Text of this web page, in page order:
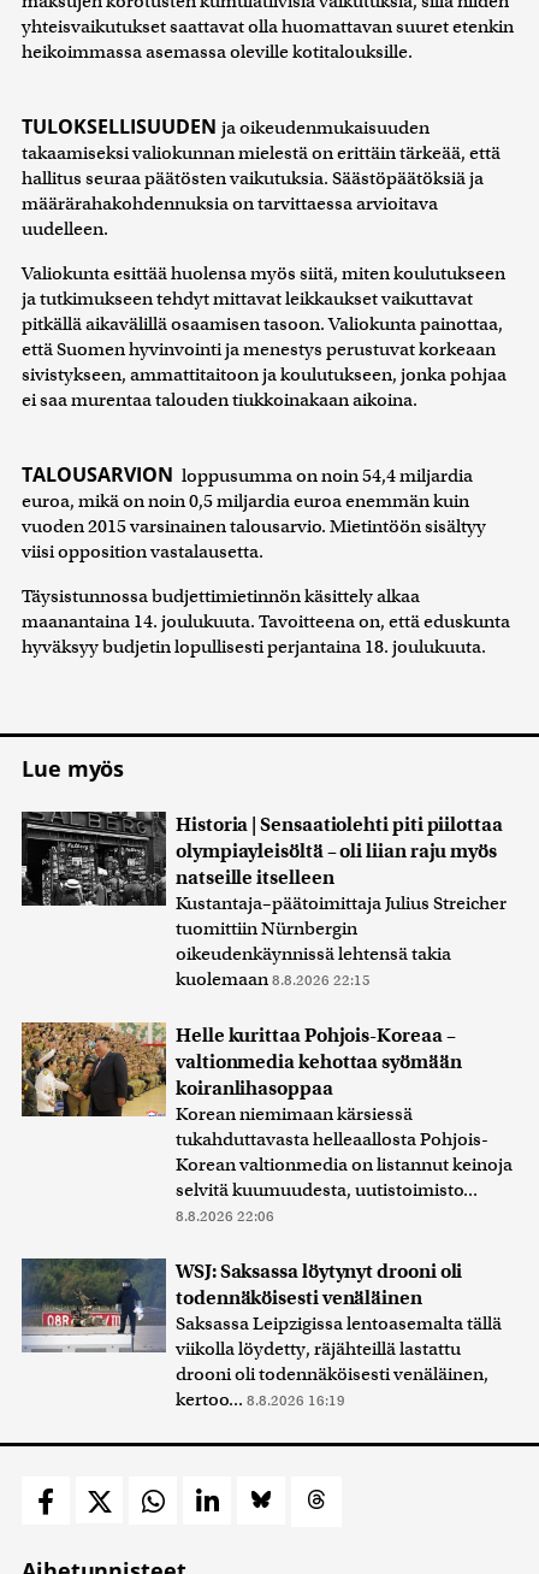
yhteisvaikutukset saattavat olla huomattavan suuret etenkin
heikoimmassa asemassa oleville kotitalouksille.
TULOKSELLISUUDEN ja oikeudenmukaisuuden
takaamiseksi valiokunnan mielestä on erittäin tärkeää, että
hallitus seuraa päätösten vaikutuksia. Säästöpäätöksiä ja
määrärahakohdennuksia on tarvittaessa arvioitava
uudelleen.
Valiokunta esittää huolensa myös siitä, miten koulutukseen
ja tutkimukseen tehdyt mittavat leikkaukset vaikuttavat
pitkällä aikavälillä osaamisen tasoon. Valiokunta painottaa,
että Suomen hyvinvointi ja menestys perustuvat korkeaan
sivistykseen, ammattitaitoon ja koulutukseen, jonka pohjaa
ei saa murentaa talouden tiukkoinakaan aikoina.
TALOUSARVION loppusumma on noin 54,4 miljardia
euroa, mikä on noin 0,5 miljardia euroa enemmän kuin
vuoden 2015 varsinainen talousarvio. Mietintöön sisältyy
viisi opposition vastalausetta.
Täysistunnossa budjettimietinnön käsittely alkaa
maanantaina 14. joulukuuta. Tavoitteena on, että eduskunta
hyväksyy budjetin lopullisesti perjantaina 18. joulukuuta.
Lue myös
Historia | Sensaatiolehti piti piilottaa
olympiayleisöltä – oli liian raju myös
natseille itselleen
Kustantaja–päätoimittaja Julius Streicher
tuomittiin Nürnbergin
oikeudenkäynnissä lehtensä takia
kuolemaan 8.8.2026 22:15
Helle kurittaa Pohjois-Koreaa –
valtionmedia kehottaa syömään
koiranlihasoppaa
Korean niemimaan kärsiessä
tukahduttavasta helleaallosta Pohjois-
Korean valtionmedia on listannut keinoja
selvitä kuumuudesta, uutistoimisto...
8.8.2026 22:06
WSJ: Saksassa löytynyt drooni oli
todennäköisesti venäläinen
Saksassa Leipzigissa lentoasemalta tällä
viikolla löydetty, räjähteillä lastattu
drooni oli todennäköisesti venäläinen,
kertoo... 8.8.2026 16:19